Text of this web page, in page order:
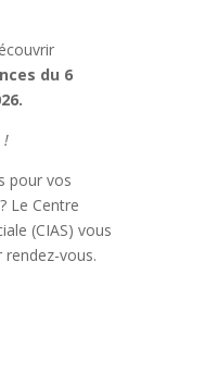
du 6
!
pour vos
Le Centre
(CIAS) vous
rendez-vous.